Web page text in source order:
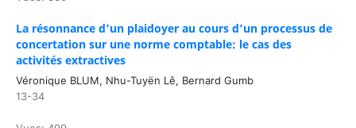
La résonnance d’un plaidoyer au cours d’un processus de
concertation sur une norme comptable: le cas des
activités extractives
Véronique BLUM, Nhu-Tuyën Lê, Bernard Gumb
13-34